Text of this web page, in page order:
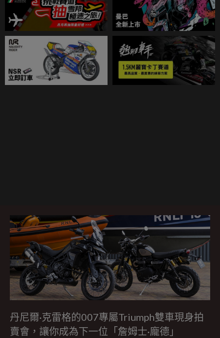
丹尼爾·克雷格的007專屬Triumph雙車現身拍
賣會，讓你成為下一位「詹姆士·龐德」